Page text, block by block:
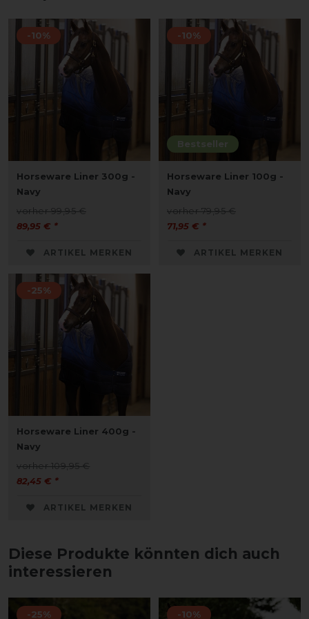
-10%
Horseware Liner 300g -
Navy
vorher 99,95 €
89,95 € *
ARTIKEL MERKEN
Bestseller
-10%
Horseware Liner 100g -
Navy
vorher 79,95 €
71,95 € *
ARTIKEL MERKEN
-25%
Horseware Liner 400g -
Navy
vorher 109,95 €
82,45 € *
ARTIKEL MERKEN
Diese Produkte könnten dich auch
interessieren
-25% -10%